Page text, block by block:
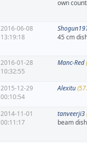
own
2016-06-08
13:19:18
45 cm
2016-01-28
10:32:55
Manc-Red
2015-12-29
00:10:54
Alexitu
2014-11-01
00:11:17
tanveerji3
beam